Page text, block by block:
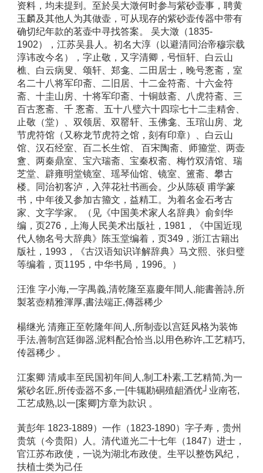
资料，均未提到。至於吴大澂何时参与紫砂壶事，聘黄
玉麟及其他人为其做壶，可从现存的紫砂壶传器中带有
确切纪年款的茗壶中寻找答案。 吴大澂（1835-
1902），江苏吴县人。初名大淳（以避清同治帝穆宗载
淳讳改今名），字止敬，又字清卿，号恒轩、白云山
樵、白云病叟、颂轩、郑龛、二田居士，晚号愙斋，室
名二十八将军印斋、二旧居、十二金符斋、十六金符
斋、十圭山房、十将军印斋、十铜鼓斋、八虎符斋、三
百古愙斋、千 愙斋、五十八璧六十四琮七十二圭精舍、
止敬（堂）、双领居、双罂轩、玉佛龛、玉琯山房、龙
节虎符馆（又称龙节虎符之馆，刻有印章）、白云山
馆、汉石经室、百二长生馆、 百宋陶斋、师籀堂、两壶
盦、两秦鼎室、宝六瑞斋、宝秦权斋、梅竹双清馆、瑞
芝堂、辟雍明堂镜室、瑶琴仙馆、镜室、簠斋、攀古
楼。同治初客泸，入萍花社书画会。少从陈硕 甫学篆
书，中年後又参加古籀文，益精工。为着名金石考古
家、文字学家。（见《中国美术家人名辞典》俞剑华
编，页276，上海人民美术出版社，1981，《中国近现
代人物名号大辞典》陈玉堂编着，页349，浙江古籍出
版社，1993，《古汉语知识详解辞典》马文熙、张归璧
等编着，页1195，中华书局，1996。）
汪淮 字小海,一字禺義,清乾隆至嘉慶年間人,能書善詩,所
製茗壺精雅渾厚,書法端正,傳器稀少
楊继光 清雍正至乾隆年间人,所制壶以宫廷风格为装饰
手法,善制宫廷御器,泥料配合恰当,以用色称许,工艺精巧,
传器稀少 。
江案卿 清咸丰至民国初年间人,制工朴素,工艺精简,为一
紫砂名匠,所传壶器不多,一[牛辄勘硐殖龃酒优┘业南苍,
工艺成熟,以一[案卿]方章为款识 。
黃彭年 1823-1889）一作（1823-1890）字子寿，贵州
贵筑（今贵阳）人。清代道光二十七年（1847）进士，
官江苏布政使，一说为湖北布政使。生平以整饬风纪，
扶植士类为己任